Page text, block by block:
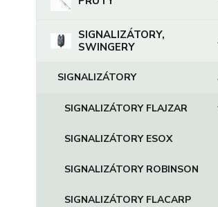
SIGNALIZÁTORY,
SWINGERY
SIGNALIZÁTORY
SIGNALIZÁTORY FLAJZAR
SIGNALIZÁTORY ESOX
SIGNALIZÁTORY ROBINSON
SIGNALIZÁTORY FLACARP